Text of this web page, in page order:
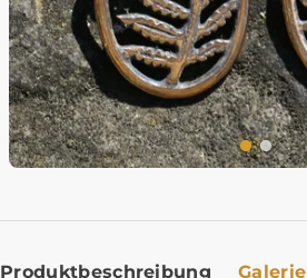
Produktbeschreibung Galerie